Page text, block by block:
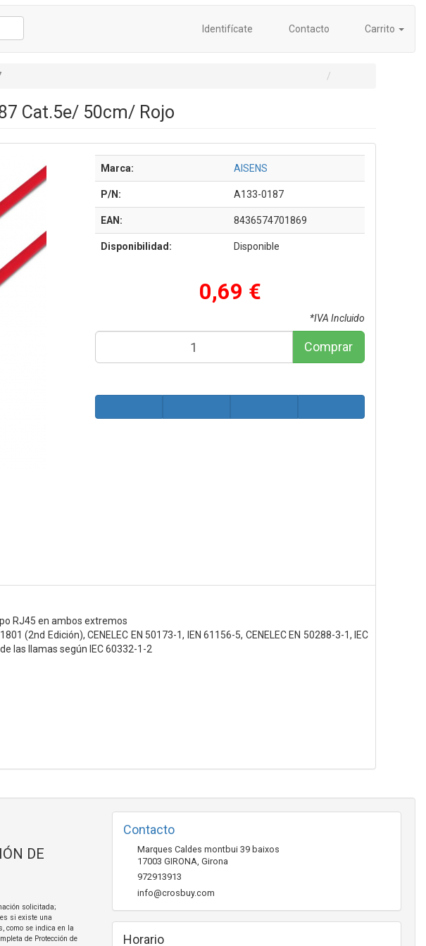
Identifícate Contacto Carrito
Cat.5e/ 50cm/ Rojo
Marca: AISENS
P/N: A133-0187
EAN: 8436574701869
Disponibilidad: Disponible
0,69 €
*IVA Incluido
Comprar
RJ45 en ambos extremos
(2nd Edición), CENELEC EN 50173-1, IEN 61156-5, CENELEC EN 50288-3-1, IEC
las llamas según IEC 60332-1-2
DE
solicitada;
si existe una
como se indica en la
de Protección de
Contacto
Marques Caldes montbui 39 baixos
17003 GIRONA, Girona
972913913
info@crosbuy.com
Horario